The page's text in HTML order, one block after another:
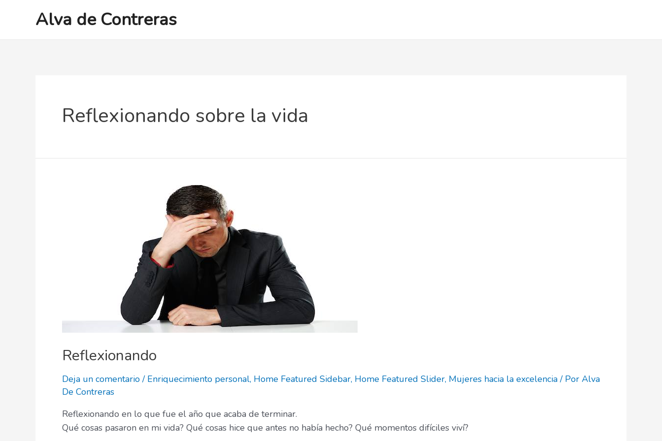
Alva de Contreras
Reflexionando sobre la vida
Reflexionando
Deja un comentario / Enriquecimiento personal, Home Featured Sidebar, Home Featured Slider, Mujeres hacia la excelencia/ Por Alva
De Contreras
Reflexionando en lo que fue el año que acaba de terminar.
Qué cosas pasaron en mi vida? Qué cosas hice que antes no había hecho? Qué momentos difíciles viví?